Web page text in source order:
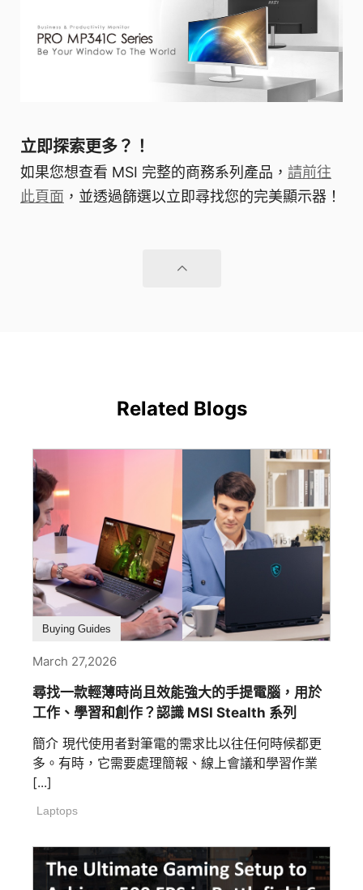
立即探索更多？！
如果您想查看 MSI 完整的商務系列產品， 請前往
此頁面 ，並透過篩選以立即尋找您的完美顯示器！
Related Blogs
Buying Guides
March 27,2026
尋找一款輕薄時尚且效能強大的手提電腦，用於
工作、學習和創作？認識 MSI Stealth 系列
簡介 現代使用者對筆電的需求比以往任何時候都更
多。有時，它需要處理簡報、線上會議和學習作業
[...]
Laptops